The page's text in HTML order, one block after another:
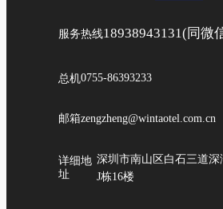
服务热线18938943131(同微
总机0755-86393233
邮箱zengzheng@wintaotel.com.cn
详细地
址
深圳市南山区白石三道
J栋16楼